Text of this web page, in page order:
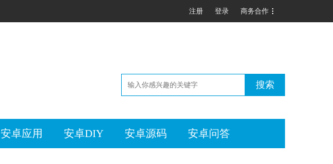
注册 登录 商务合作
搜索
安卓应用 安卓DIY 安卓源码 安卓问答